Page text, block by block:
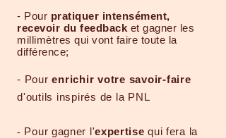
- Pour pratiquer intensément,
recevoir du feedback et gagner les
millimètres qui vont faire toute la
différence;
- Pourenrichir votre savoir-faire
d'outils inspirés de la PNL
- Pour gagner l'expertise qui fera la